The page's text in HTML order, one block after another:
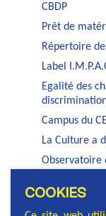
CBDP
Prêt de
Répertoire
Label
Egalité des
Campus du
La Culture a
Observatoire
Service PSE
COOKIES